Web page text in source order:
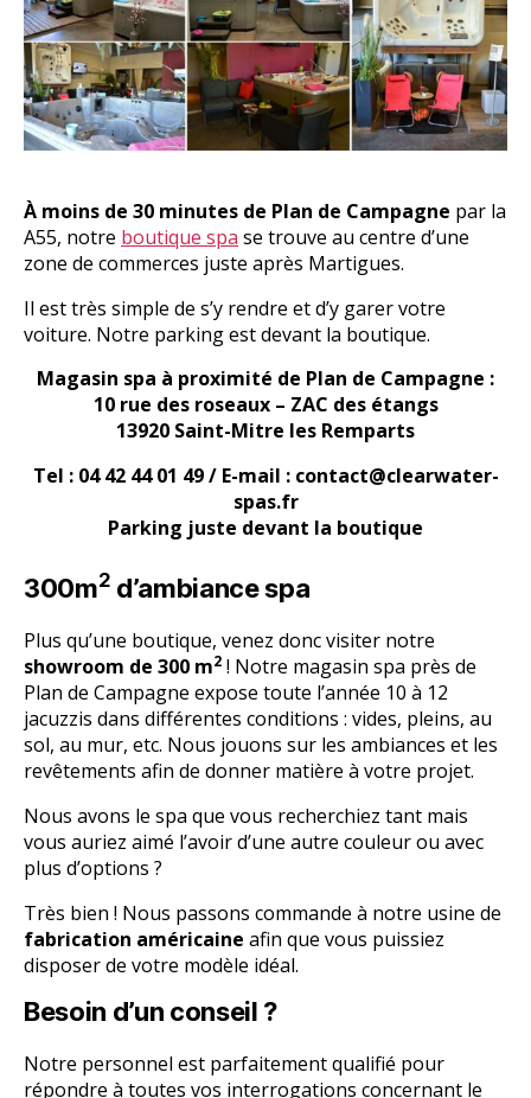
À moins de 30 minutes de Plan de Campagne par la
A55, notre boutique spa se trouve au centre d’une
zone de commerces juste après Martigues.
Il est très simple de s’y rendre et d’y garer votre
voiture. Notre parking est devant la boutique.
Magasin spa à proximité de Plan de Campagne :
10 rue des roseaux – ZAC des étangs
13920 Saint-Mitre les Remparts
Tel : 04 42 44 01 49 / E-mail : contact@clearwater-
spas.fr
Parking juste devant la boutique
300m2 d’ambiance spa
Plus qu’une boutique, venez donc visiter notre
showroom de 300 m2 ! Notre magasin spa près de
Plan de Campagne expose toute l’année 10 à 12
jacuzzis dans différentes conditions : vides, pleins, au
sol, au mur, etc. Nous jouons sur les ambiances et les
revêtements afin de donner matière à votre projet.
Nous avons le spa que vous recherchiez tant mais
vous auriez aimé l’avoir d’une autre couleur ou avec
plus d’options ?
Très bien ! Nous passons commande à notre usine de
fabrication américaine afin que vous puissiez
disposer de votre modèle idéal.
Besoin d’un conseil ?
Notre personnel est parfaitement qualifié pour
répondre à toutes vos interrogations concernant le